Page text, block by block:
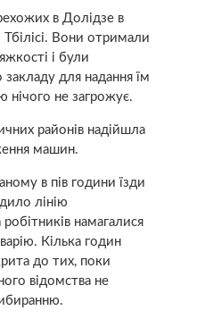
в Долідзе в
Вони отримали
і були
для надання їм
не загрожує.
районів надійшла
машин.
в пів години їзди
лінію
намагалися
Кілька годин
до тих, поки
відомства не